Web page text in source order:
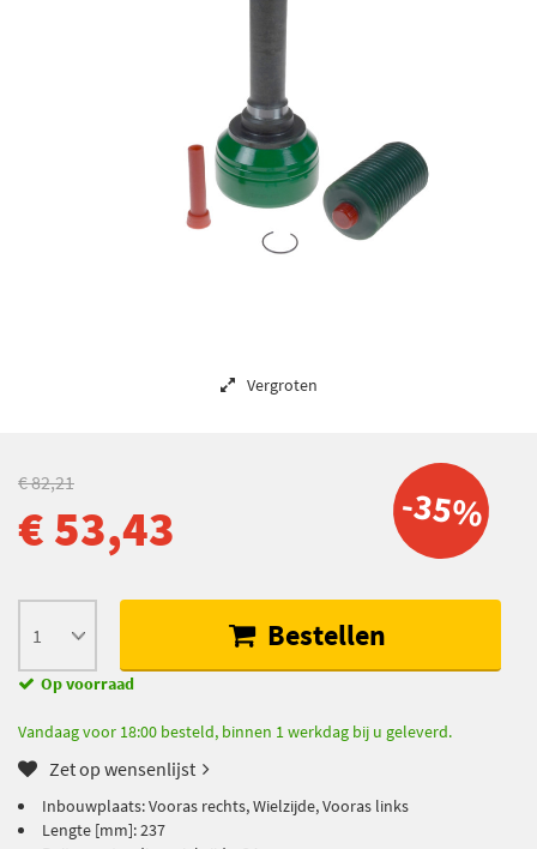
Vergroten
-35%
€ 82,21
€ 53,43
Bestellen
Op voorraad
Vandaag voor 18:00 besteld, binnen 1 werkdag bij u geleverd.
Zet op wensenlijst
Inbouwplaats: Vooras rechts, Wielzijde, Vooras links
Lengte [mm]: 237